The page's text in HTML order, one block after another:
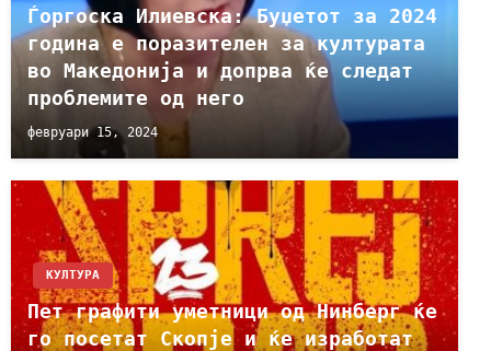
Ѓоргоска Илиевска: Буџетот за 2024
година е поразителен за културата
во Македонија и допрва ќе следат
проблемите од него
февруари 15, 2024
КУЛТУРА
Пет графити уметници од Нинберг ќе
го посетат Скопје и ќе изработат